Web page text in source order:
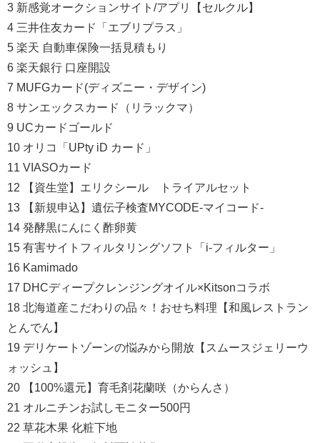
3 新感覚オークションサイト/アプリ【セルクル】
4 三井住友カード「エブリプラス」
5 楽天 自動車保険一括見積もり
6 楽天銀行 口座開設
7 MUFGカード(ディズニー・デザイン)
8 サンエックスカード（リラックマ）
9 UCカードゴールド
10 オリコ「UPty iD カード」
11 VIASOカード
12 【資生堂】エリクシール トライアルセット
13 【新規申込】遺伝子検査MYCODE-マイコード-
14 発酵黒にんにく酢卵黄
15 有害サイトフィルタリングソフト「i-フィルター」
16 Kamimado
17 DHCディープクレンジングオイル×Kitsonコラボ
18 北海道産こだわりの品々！おせち料理【和風レストラン
とんでん】
19 デリケートゾーンの悩みから開放【スムースジェリーウ
ォッシュ】
20 【100%還元】育毛剤花蘭咲（からんさ）
21 オルニチンお試しモニター500円
22 草花木果 化粧下地